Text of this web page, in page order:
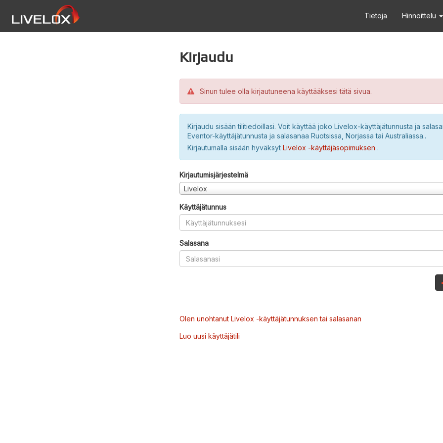
Tietoja Hinnoittelu
Kirjaudu
Sinun tulee olla kirjautuneena käyttääksesi tätä sivua.
Kirjaudu sisään tilitiedoillasi. Voit käyttää joko Livelox-käyttäjätunnusta ja
Eventor-käyttäjätunnusta ja salasanaa Ruotsissa, Norjassa tai Australiassa..
Kirjautumalla sisään hyväksyt Livelox -käyttäjäsopimuksen .
Kirjautumisjärjestelmä
Livelox
Käyttäjätunnus
Salasana
Olen unohtanut Livelox -käyttäjätunnuksen tai salasanan
Luo uusi käyttäjätili